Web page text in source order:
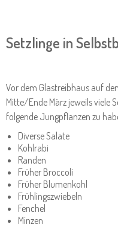
Setzlinge in
Vor dem Glastreibhaus auf
Mitte/Ende März jeweils viele
folgende Jungpflanzen zu
Diverse Salate
Kohlrabi
Randen
Früher Broccoli
Früher Blumenkohl
Frühlingszwiebeln
Fenchel
Minzen